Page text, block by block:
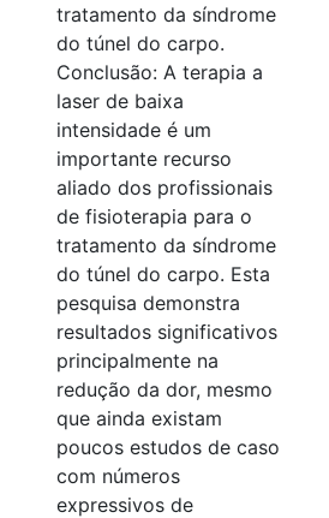
tratamento da síndrome
do túnel do carpo.
Conclusão: A terapia a
laser de baixa
intensidade é um
importante recurso
aliado dos profissionais
de fisioterapia para o
tratamento da síndrome
do túnel do carpo. Esta
pesquisa demonstra
resultados significativos
principalmente na
redução da dor, mesmo
que ainda existam
poucos estudos de caso
com números
expressivos de